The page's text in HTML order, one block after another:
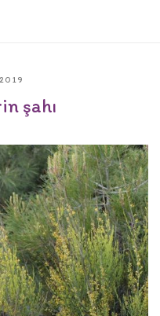
şahı